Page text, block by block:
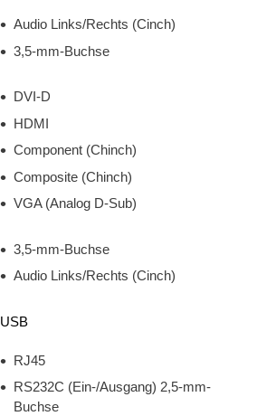
Audio Links/Rechts (Cinch)
3,5-mm-Buchse
DVI-D
HDMI
Component (Chinch)
Composite (Chinch)
VGA (Analog D-Sub)
3,5-mm-Buchse
Audio Links/Rechts (Cinch)
USB
RJ45
RS232C (Ein-/Ausgang) 2,5-mm-
Buchse